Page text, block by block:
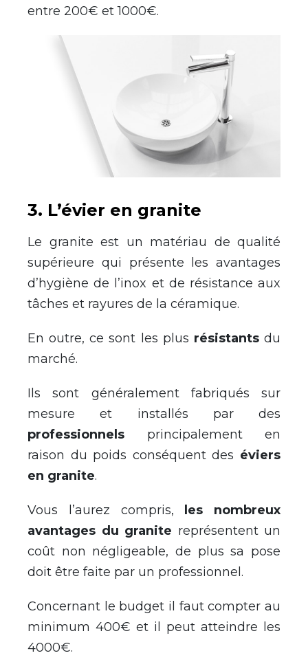
entre 200€ et 1000€.
3. L’évier en granite
Le granite est un matériau de qualité
supérieure qui présente les avantages
d’hygiène de l’inox et de résistance aux
tâches et rayures de la céramique.
En outre, ce sont les plus résistantsdu
marché.
Ils sont généralement fabriqués sur
mesure et installés par des
professionnels principalement en
raison du poids conséquent des éviers
en granite.
Vous l’aurez compris, les nombreux
avantages du granite représentent un
coût non négligeable, de plus sa pose
doit être faite par un professionnel.
Concernant le budget il faut compter au
minimum 400€ et il peut atteindre les
4000€.